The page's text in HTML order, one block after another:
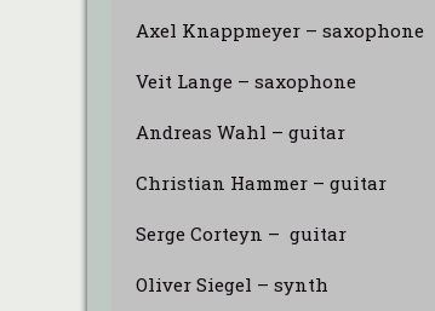
Axel Knappmeyer – saxophone
Veit Lange – saxophone
Andreas Wahl – guitar
Christian Hammer – guitar
Serge Corteyn – guitar
Oliver Siegel – synth